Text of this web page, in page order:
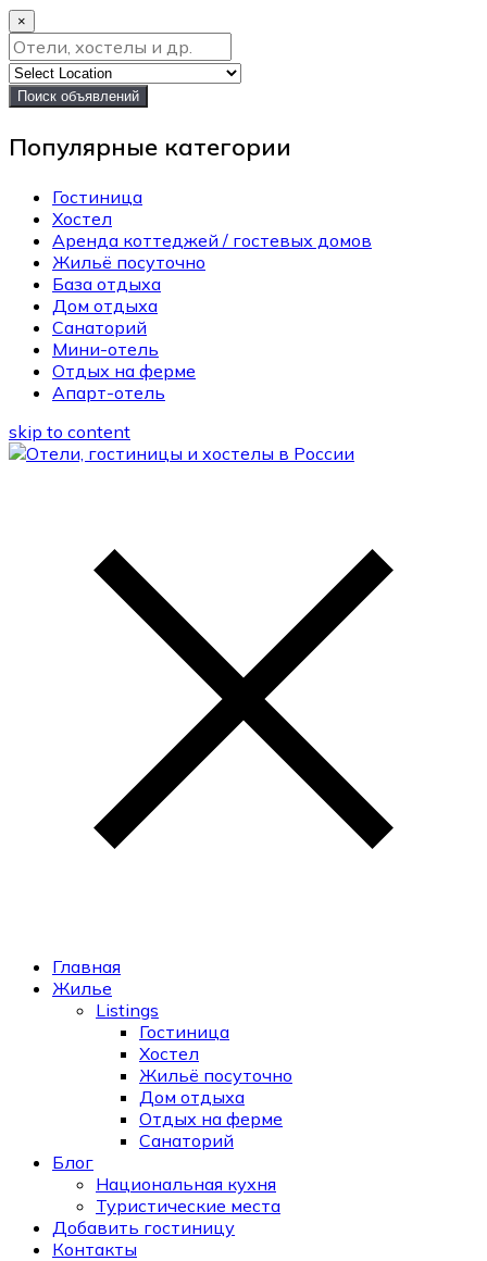
×
Поиск объявлений
Популярные категории
Гостиница
Хостел
Аренда коттеджей / гостевых домов
Жильё посуточно
База отдыха
Дом отдыха
Санаторий
Мини-отель
Отдых на ферме
Апарт-отель
skip to content
Главная
Жилье
Listings
Гостиница
Хостел
Жильё посуточно
Дом отдыха
Отдых на ферме
Санаторий
Блог
Национальная кухня
Туристические места
Добавить гостиницу
Контакты